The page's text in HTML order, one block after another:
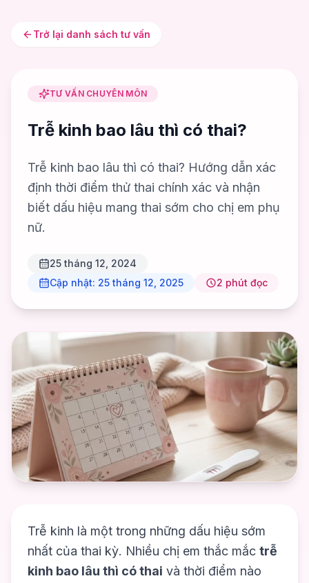
Trở lại danh sách tư vấn
TƯ VẤN CHUYÊN MÔN
Trễ kinh bao lâu thì có thai?
Trễ kinh bao lâu thì có thai? Hướng dẫn xác
định thời điểm thử thai chính xác và nhận
biết dấu hiệu mang thai sớm cho chị em phụ
nữ.
25 tháng 12, 2024
Cập nhật: 25 tháng 12, 2025 2 phút đọc
Trễ kinh là một trong những dấu hiệu sớm
nhất của thai kỳ. Nhiều chị em thắc mắc trễ
kinh bao lâu thì có thai và thời điểm nào